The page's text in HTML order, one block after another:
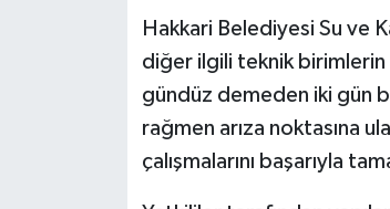
Hakkari Belediyesi Su ve
diğer ilgili teknik
gündüz demeden iki gün
rağmen arıza noktasına
çalışmalarını başarıyla